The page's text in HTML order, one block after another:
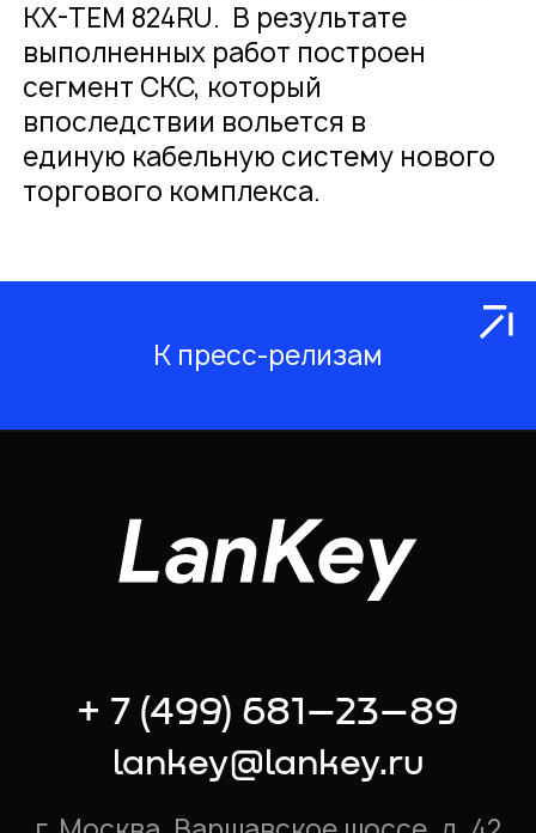
KX-TEM 824RU. В результате
выполненных работ построен
сегмент СКС, который
впоследствии вольется в
единую кабельную систему нового
торгового комплекса.
К пресс-релизам
+ 7 (499) 681–23–89
lankey@lankey.ru